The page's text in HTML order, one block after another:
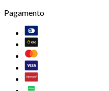
Pagamento